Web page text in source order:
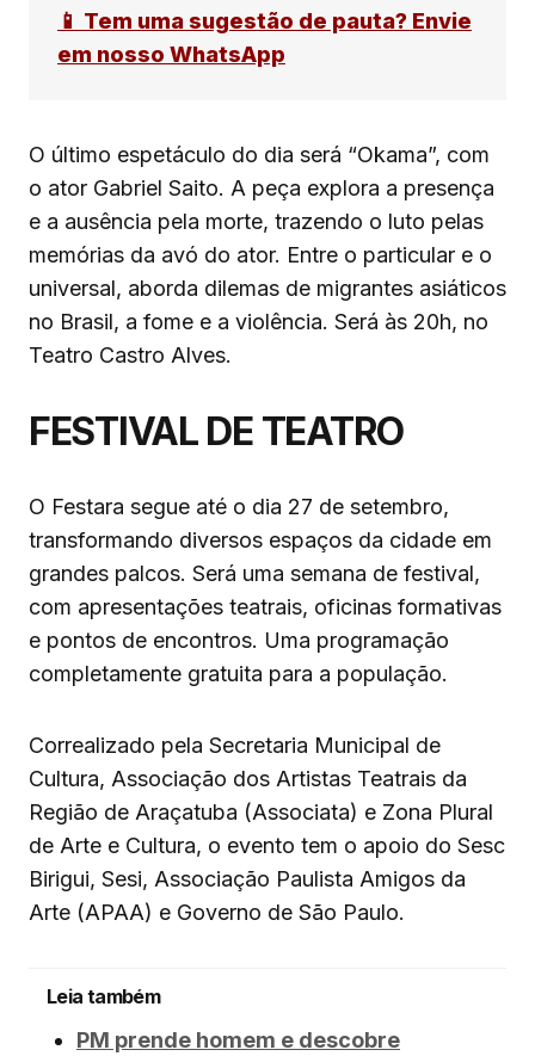
📱 Tem uma sugestão de pauta? Envie
em nosso WhatsApp
O último espetáculo do dia será “Okama”, com
o ator Gabriel Saito. A peça explora a presença
e a ausência pela morte, trazendo o luto pelas
memórias da avó do ator. Entre o particular e o
universal, aborda dilemas de migrantes asiáticos
no Brasil, a fome e a violência. Será às 20h, no
Teatro Castro Alves.
FESTIVAL DE TEATRO
O Festara segue até o dia 27 de setembro,
transformando diversos espaços da cidade em
grandes palcos. Será uma semana de festival,
com apresentações teatrais, oficinas formativas
e pontos de encontros. Uma programação
completamente gratuita para a população.
Correalizado pela Secretaria Municipal de
Cultura, Associação dos Artistas Teatrais da
Região de Araçatuba (Associata) e Zona Plural
de Arte e Cultura, o evento tem o apoio do Sesc
Birigui, Sesi, Associação Paulista Amigos da
Arte (APAA) e Governo de São Paulo.
Leia também
PM prende homem e descobre